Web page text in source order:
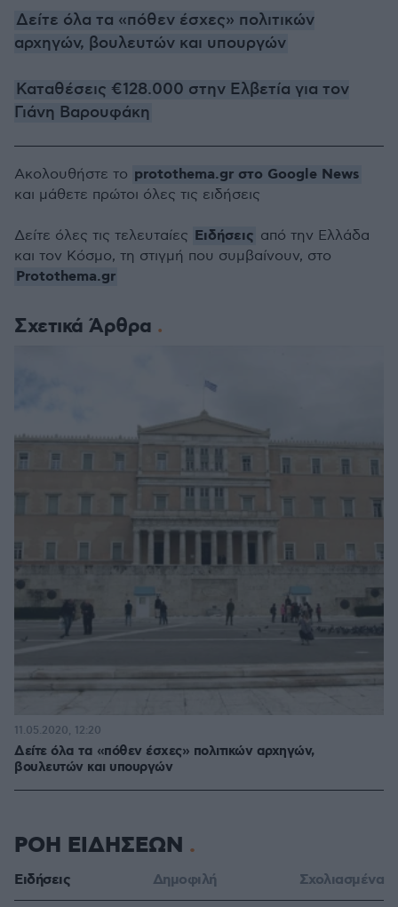
Δείτε όλα τα «πόθεν έσχες» πολιτικών
αρχηγών, βουλευτών και υπουργών
Καταθέσεις €128.000 στην Ελβετία για τον
Γιάνη Βαρουφάκη
Σχετικά Άρθρα
Δείτε όλα τα «πόθεν έσχες» πολιτικών αρχηγών,
βουλευτών και υπουργών
11.05.2020, 12:20
Ακολουθήστε το protothema.gr στο Google News
και μάθετε πρώτοι όλες τις ειδήσεις
Δείτε όλες τις τελευταίες Ειδήσεις από την Ελλάδα
και τον Κόσμο, τη στιγμή που συμβαίνουν, στο
Protothema.gr
ΡΟΗ ΕΙΔΗΣΕΩΝ
Ειδήσεις Δημοφιλή Σχολιασμένα